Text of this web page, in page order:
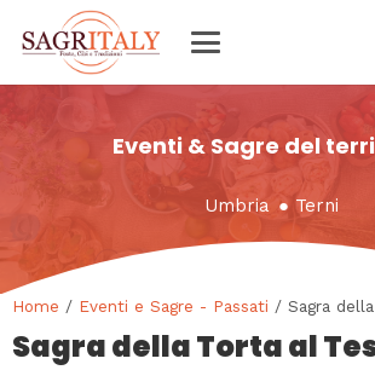
Eventi & Sagre del
Umbria ● Terni
Home / Eventi e Sagre - Passati / Sagra
Sagra della Torta al